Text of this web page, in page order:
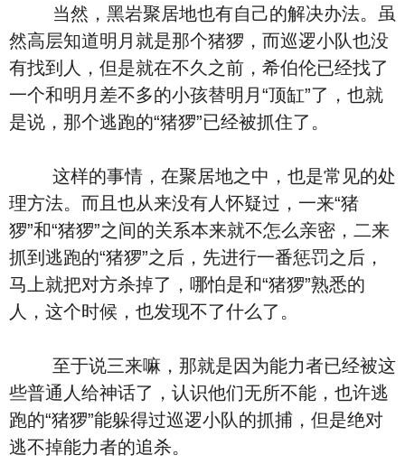
当然，黑岩聚居地也有自己的解决办法。虽
然高层知道明月就是那个猪猡，而巡逻小队也没
有找到人，但是就在不久之前，希伯伦已经找了
一个和明月差不多的小孩替明月“顶缸”了，也就
是说，那个逃跑的“猪猡”已经被抓住了。
这样的事情，在聚居地之中，也是常见的处
理方法。而且也从来没有人怀疑过，一来“猪
猡”和“猪猡”之间的关系本来就不怎么亲密，二来
抓到逃跑的“猪猡”之后，先进行一番惩罚之后，
马上就把对方杀掉了，哪怕是和“猪猡”熟悉的
人，这个时候，也发现不了什么了。
至于说三来嘛，那就是因为能力者已经被这
些普通人给神话了，认识他们无所不能，也许逃
跑的“猪猡”能躲得过巡逻小队的抓捕，但是绝对
逃不掉能力者的追杀。